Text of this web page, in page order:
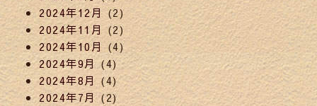
2024年12月 (2)
2024年11月 (2)
2024年10月 (4)
2024年9月 (4)
2024年8月 (4)
2024年7月 (2)